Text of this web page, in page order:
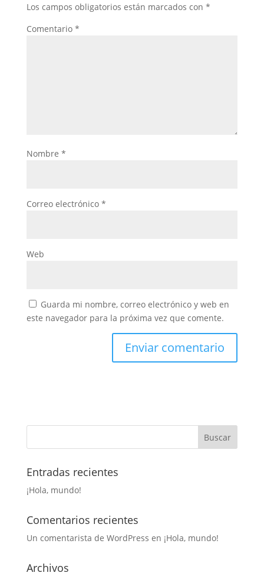
Los campos obligatorios están marcados con *
Comentario *
Nombre *
Correo electrónico *
Web
Guarda mi nombre, correo electrónico y web en
este navegador para la próxima vez que comente.
Entradas recientes
¡Hola, mundo!
Comentarios recientes
Un comentarista de WordPress en ¡Hola, mundo!
Archivos